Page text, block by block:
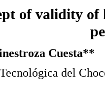
of validity
Cuesta**
del